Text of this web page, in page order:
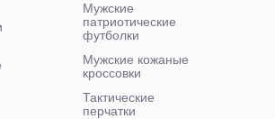
Мужские
патриотические
футболки
Мужские кожаные
кроссовки
Тактические
перчатки